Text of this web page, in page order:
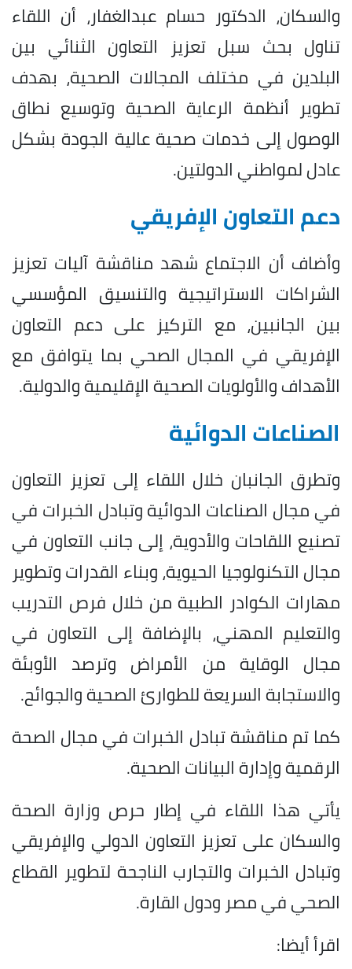
والسكان، الدكتور حسام عبدالغفار، أن اللقاء
تناول بحث سبل تعزيز التعاون الثنائي بين
البلدين في مختلف المجالات الصحية، بهدف
تطوير أنظمة الرعاية الصحية وتوسيع نطاق
الوصول إلى خدمات صحية عالية الجودة بشكل
عادل لمواطني الدولتين.
دعم التعاون الإفريقي
وأضاف أن الاجتماع شهد مناقشة آليات تعزيز
الشراكات الاستراتيجية والتنسيق المؤسسي
بين الجانبين، مع التركيز على دعم التعاون
الإفريقي في المجال الصحي بما يتوافق مع
الأهداف والأولويات الصحية الإقليمية والدولية.
الصناعات الدوائية
وتطرق الجانبان خلال اللقاء إلى تعزيز التعاون
في مجال الصناعات الدوائية وتبادل الخبرات في
تصنيع اللقاحات والأدوية، إلى جانب التعاون في
مجال التكنولوجيا الحيوية، وبناء القدرات وتطوير
مهارات الكوادر الطبية من خلال فرص التدريب
والتعليم المهني، بالإضافة إلى التعاون في
مجال الوقاية من الأمراض وترصد الأوبئة
والاستجابة السريعة للطوارئ الصحية والجوائح.
كما تم مناقشة تبادل الخبرات في مجال الصحة
الرقمية وإدارة البيانات الصحية.
يأتي هذا اللقاء في إطار حرص وزارة الصحة
والسكان على تعزيز التعاون الدولي والإفريقي
وتبادل الخبرات والتجارب الناجحة لتطوير القطاع
الصحي في مصر ودول القارة.
اقرأ أيضا: